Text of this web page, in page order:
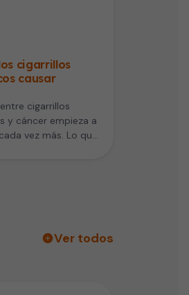
cigarrillos
causar
cigarrillos
y cáncer empieza a
vez más. Lo que
Ver todos